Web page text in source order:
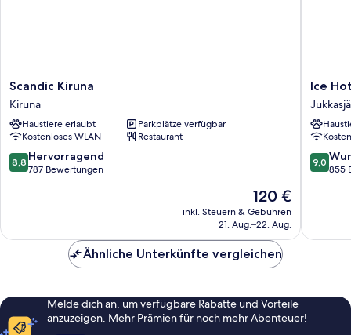
Scandic
Kiruna
Kiruna
Scandic Kiruna
Kiruna
Haustiere erlaubt
Parkplätze verfügbar
Kostenloses WLAN
Restaurant
8.8
von
8,8 Hervorragend
787 Bewertungen
Der
Preis
beträgt
120 €
inkl. Steuern & Gebühren
21. Aug.–22. Aug.
Ice
Hotel
Ice
9.0
von
9,0
855
Ähnliche Unterkünfte vergleichen
Melde dich an, um verfügbare Rabatte und Vorteile
anzuzeigen. Mehr Prämien für noch mehr Abenteuer!